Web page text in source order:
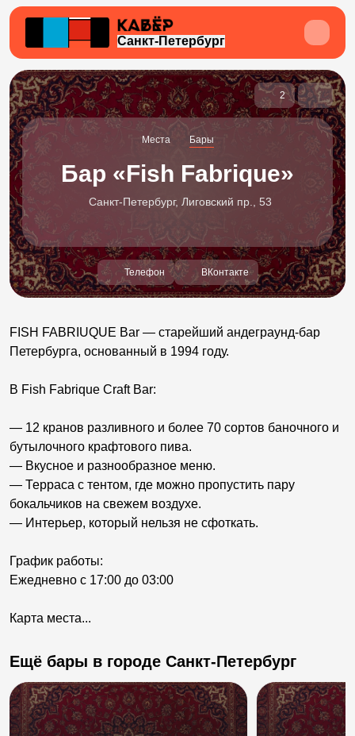
Санкт-Петербург
2
Места Бары
Бар «Fish Fabrique»
Санкт-Петербург, Лиговский пр., 53
Телефон ВКонтакте
FISH FABRIUQUE Bar — старейший андеграунд-бар
Петербурга, основанный в 1994 году.
В Fish Fabrique Craft Bar:
— 12 кранов разливного и более 70 сортов баночного и
бутылочного крафтового пива.
— Вкусное и разнообразное меню.
— Терраса с тентом, где можно пропустить пару
бокальчиков на свежем воздухе.
— Интерьер, который нельзя не сфоткать.
График работы:
Ежедневно с 17:00 до 03:00
Карта места...
Ещё бары в городе Санкт-Петербург